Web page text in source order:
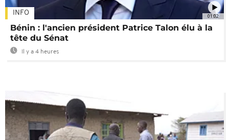
01:02
INFO
Bénin : l'ancien président Patrice Talon élu à la
tête du Sénat
Il y a 4 heures